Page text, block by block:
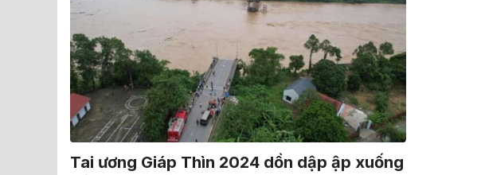
Tai ương Giáp Thìn 2024 dồn dập ập xuống